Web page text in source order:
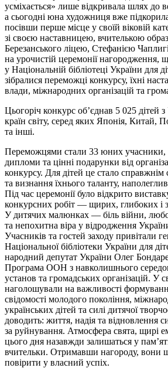
усміхається» лише відкривала шлях до
а сьогодні юна художниця вже
посівши перше місце у своїй віковій
зі своєю наставницею, вчителькою
Березанського ліцею, Стефанією
на урочистій церемонії нагородження,
у Національній бібліотеці України для
зібралися переможці конкурсу, їхні
влади, міжнародних організацій та
Цьогоріч конкурс об’єднав 5 025 дітей
країн світу, серед яких Японія, Китай,
та інші.
Переможцями стали 33 юних учасники,
дипломи та цінні подарунки від
конкурсу. Для дітей це стало справжнім
та визнання їхнього таланту,
Під час церемонії було відкрито
конкурсних робіт — щирих, глибоких і
У дитячих малюнках — біль війни,
та непохитна віра у відродження
Учасників та гостей заходу привітали
Національної бібліотеки України для
народний депутат України Олег
Програма ООН з навколишнього
установ та громадських організацій. У
наголошували на важливості
свідомості молодого покоління,
українських дітей та силі дитячої
доводить: життя, надія та відновлення
за руйнування. Атмосфера свята, щирі
цього дня назавжди залишаться у
вчительки. Отримавши нагороду, вони
повірити у власний успіх.